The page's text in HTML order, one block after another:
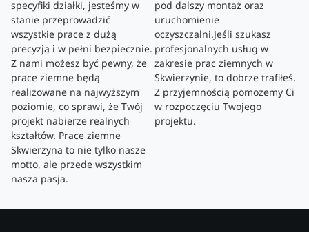
specyfiki działki, jesteśmy w
stanie przeprowadzić
wszystkie prace z dużą
precyzją i w pełni bezpiecznie.
Z nami możesz być pewny, że
prace ziemne będą
realizowane na najwyższym
poziomie, co sprawi, że Twój
projekt nabierze realnych
kształtów. Prace ziemne
Skwierzyna to nie tylko nasze
motto, ale przede wszystkim
nasza pasja.
pod dalszy montaż oraz
uruchomienie
oczyszczalni.Jeśli szukasz
profesjonalnych usług w
zakresie prac ziemnych w
Skwierzynie, to dobrze trafiłeś.
Z przyjemnością pomożemy Ci
w rozpoczęciu Twojego
projektu.